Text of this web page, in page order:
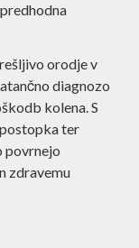
orodje v
diagnozo
kolena. S
ter
povrnejo
zdravemu